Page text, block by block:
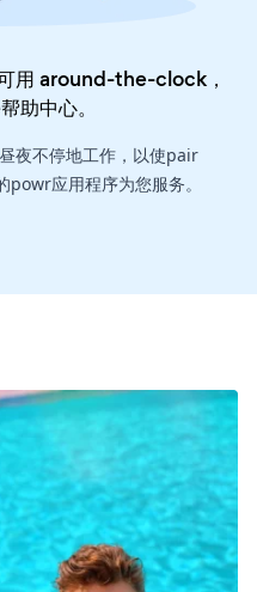
用 around-the-clock，
帮助中心。
夜不停地工作，以使pair
应用程序为您服务。